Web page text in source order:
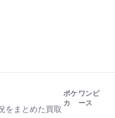
をまとめた買取
ポケ
カ
ワンピ
ース